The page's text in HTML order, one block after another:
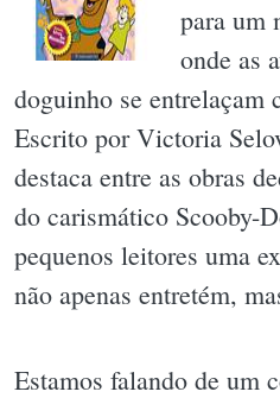
para um
onde as
doguinho se entrelaçam
Escrito por Victoria
destaca entre as obras
do carismático Scooby-
pequenos leitores uma
não apenas entretém,
Estamos falando de um